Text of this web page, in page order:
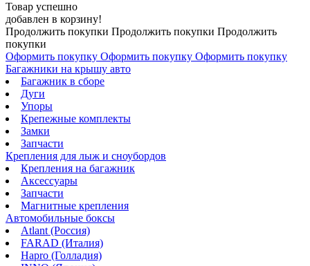
Товар успешно
добавлен в корзину!
Продолжить покупки Продолжить покупки Продолжить
покупки
Оформить покупку Оформить покупку Оформить покупку
Багажники на крышу авто
Багажник в сборе
Дуги
Упоры
Крепежные комплекты
Замки
Запчасти
Крепления для лыж и сноубордов
Крепления на багажник
Аксессуары
Запчасти
Магнитные крепления
Автомобильные боксы
Atlant (Россия)
FARAD (Италия)
Hapro (Голладия)